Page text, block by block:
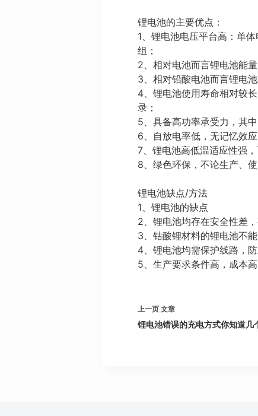
锂电池的主要优点：
1、锂电池电压平台高：单
组；
2、相对电池而言锂电池能
3、相对铅酸电池而言锂电
4、锂电池使用寿命相对较
录；
5、具备高功率承受力，其
6、自放电率低，无记忆效应
7、锂电池高低温适应性强
8、绿色环保，不论生产、
锂电池缺点/方法
1、锂电池的缺点
2、锂电池均存在安全性差，
3、钴酸锂材料的锂电池不
4、锂电池均需保护线路，
5、生产要求条件高，成本高
上一页 文章
锂电池错误的充电方式你知道几